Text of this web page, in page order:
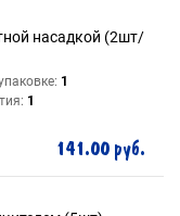
насадкой (2шт/
1
1
141.00 руб.